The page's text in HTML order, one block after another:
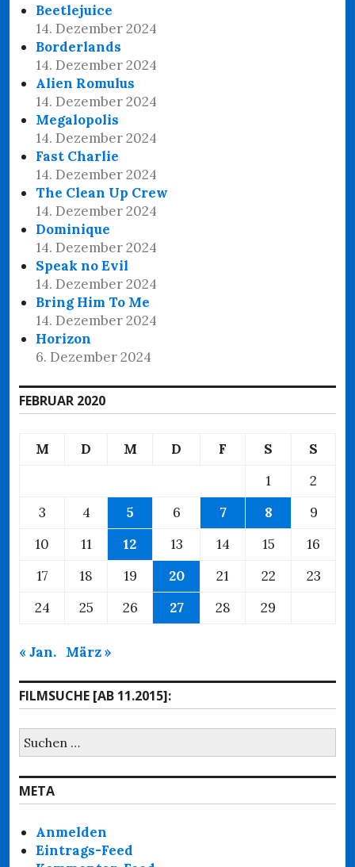
Beetlejuice
14. Dezember 2024
Borderlands
14. Dezember 2024
Alien Romulus
14. Dezember 2024
Megalopolis
14. Dezember 2024
Fast Charlie
14. Dezember 2024
The Clean Up Crew
14. Dezember 2024
Dominique
14. Dezember 2024
Speak no Evil
14. Dezember 2024
Bring Him To Me
14. Dezember 2024
Horizon
6. Dezember 2024
FEBRUAR 2020
M D M D F S
S
1
2
3
4 5 6 7 8
9
10
11 12 13 14 15
16
17
18 19 20 21 22
23
24
25 26 27 28 29
« Jan. März »
FILMSUCHE [AB 11.2015]:
Suchen
nach:
META
Anmelden
Eintrags-Feed